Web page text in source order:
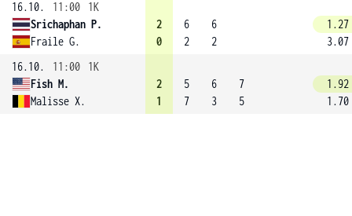
16.10. 11:00
1K
Srichaphan P.
Fraile G.
2
0
6
2
6
2
1.27
3.07
16.10.
11:00
1K
Fish M.
Malisse X.
2
1
5
7
6
3
7
5
1.92
1.70